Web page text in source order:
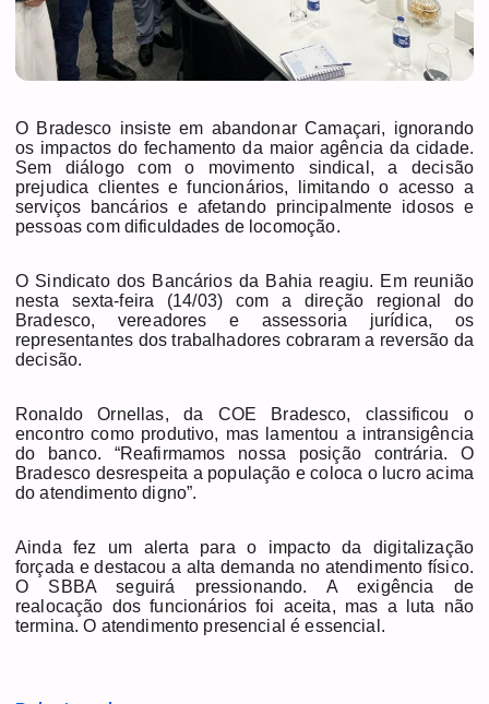
O Bradesco insiste em abandonar Camaçari, ignorando
os impactos do fechamento da maior agência da cidade.
Sem diálogo com o movimento sindical, a decisão
prejudica clientes e funcionários, limitando o acesso a
serviços bancários e afetando principalmente idosos e
pessoas com dificuldades de locomoção.
O Sindicato dos Bancários da Bahia reagiu. Em reunião
nesta sexta-feira (14/03) com a direção regional do
Bradesco, vereadores e assessoria jurídica, os
representantes dos trabalhadores cobraram a reversão da
decisão.
Ronaldo Ornellas, da COE Bradesco, classificou o
encontro como produtivo, mas lamentou a intransigência
do banco. “Reafirmamos nossa posição contrária. O
Bradesco desrespeita a população e coloca o lucro acima
do atendimento digno”.
Ainda fez um alerta para o impacto da digitalização
forçada e destacou a alta demanda no atendimento físico.
O SBBA seguirá pressionando. A exigência de
realocação dos funcionários foi aceita, mas a luta não
termina. O atendimento presencial é essencial.